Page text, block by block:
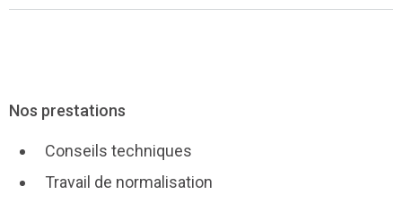
Nos prestations
Conseils techniques
Travail de normalisation